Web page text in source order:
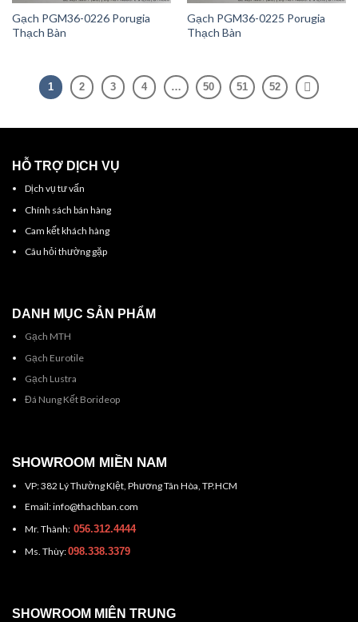
Gạch PGM36-0226 Porugia
Thạch Bàn
Gạch PGM36-0225 Porugia
Thạch Bàn
1 2 3 4 … 50 51 52
HỖ TRỢ DỊCH VỤ
Dịch vụ tư vấn
Chính sách bán hàng
Cam kết khách hàng
Câu hỏi thường gặp
DANH MỤC SẢN PHẨM
Gạch MTH
Gạch Eurotile
Gạch Lustra
Đá Nung Kết Borideop
SHOWROOM MIỀN NAM
VP: 382 Lý Thường KIệt, Phương Tân Hòa, TP.HCM
Email: info@thachban.com
Mr. Thành:056.312.4444
Ms. Thùy:098.338.3379
SHOWROOM MIÊN TRUNG